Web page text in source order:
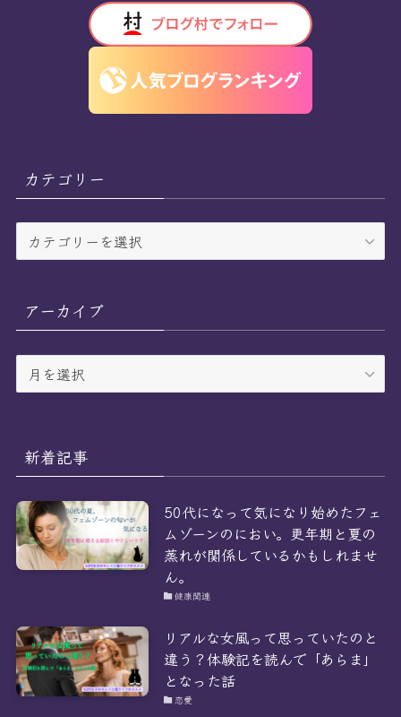
カテゴリー
テ
ー
アーカイブ
ー
ブ
新着記事
50代になって気になり始めたフェ
ムゾーンのにおい。更年期と夏の
蒸れが関係しているかもしれませ
ん。
健康関連
リアルな女風って思っていたのと
違う？体験記を読んで「あらま」
となった話
恋愛